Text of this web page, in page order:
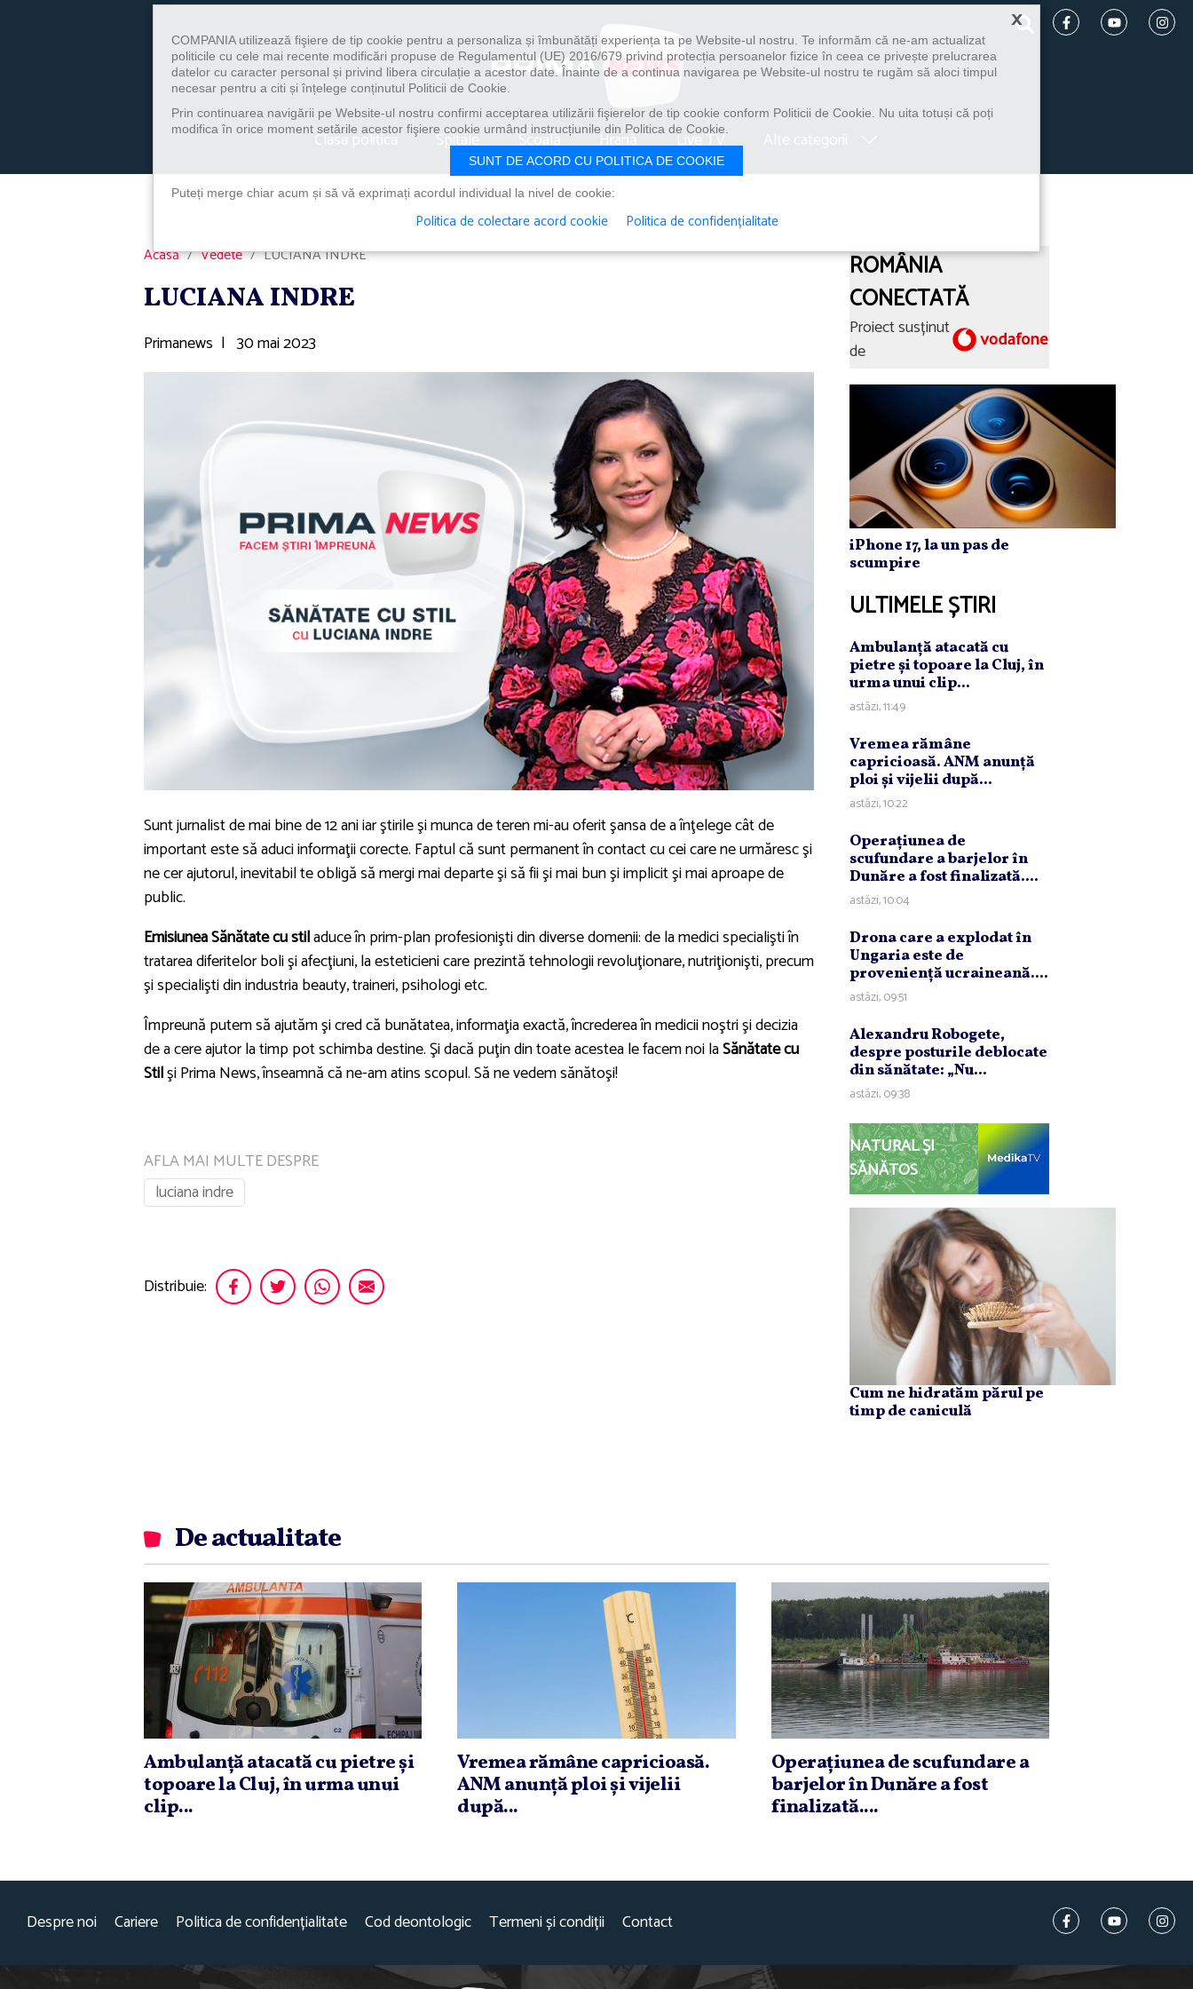
Clasa politica Spitale Școală Hrană Live TV
Acasă Vedete LUCIANA INDRE
LUCIANA INDRE
Primanews | 30 mai 2023
Sunt jurnalist de mai bine de 12 ani iar ştirile şi munca de teren mi-au oferit şansa de a înţelege cât de
important este să aduci informaţii corecte. Faptul că sunt permanent în contact cu cei care ne urmăresc şi
ne cer ajutorul, inevitabil te obligă să mergi mai departe şi să fii şi mai bun şi implicit şi mai aproape de
public.
Emisiunea Sănătate cu stiladuce în prim-plan profesionişti din diverse domenii: de la medici specialişti în
tratarea diferitelor boli şi afecţiuni, la esteticieni care prezintă tehnologii revoluţionare, nutriţionişti, precum
şi specialişti din industria beauty, traineri, psihologi etc.
Împreună putem să ajutăm şi cred că bunătatea, informaţia exactă, încrederea în medicii noştri şi decizia
de a cere ajutor la timp pot schimba destine. Şi dacă puţin din toate acestea le facem noi laSănătate cu
Stilşi Prima News, înseamnă că ne-am atins scopul. Să ne vedem sănătoşi!
AFLA MAI MULTE DESPRE
luciana indre
Distribuie:
ROMÂNIA
CONECTATĂ
Proiect susținut
de
iPhone 17, la un pas de
scumpire
ULTIMELE ȘTIRI
Ambulanţă atacată cu
pietre şi topoare la Cluj, în
urma unui clip...
astăzi, 11:49
Vremea rămâne
capricioasă. ANM anunţă
ploi şi vijelii după...
astăzi, 10:22
Operaţiunea de
scufundare a barjelor în
Dunăre a fost finalizată....
astăzi, 10:04
Drona care a explodat în
Ungaria este de
provenienţă ucraineană....
astăzi, 09:51
Alexandru Robogete,
despre posturile deblocate
din sănătate: „Nu...
astăzi, 09:38
NATURAL ȘI
SĂNĂTOS
Cum ne hidratăm părul pe
timp de caniculă
De actualitate
Ambulanţă atacată cu pietre şi
topoare la Cluj, în urma unui
clip...
Vremea rămâne capricioasă.
ANM anunţă ploi şi vijelii
după...
Operaţiunea de scufundare a
barjelor în Dunăre a fost
finalizată....
Despre noi Cariere Politica de confidențialitate Cod deontologic Termeni și condiții Contact
×
COMPANIA utilizează fişiere de tip cookie pentru a personaliza și îmbunătăți experiența ta pe Website-ul nostru. Te informăm că ne-am actualizat
politicile cu cele mai recente modificări propuse de Regulamentul (UE) 2016/679 privind protecția persoanelor fizice în ceea ce privește prelucrarea
datelor cu caracter personal și privind libera circulație a acestor date. Înainte de a continua navigarea pe Website-ul nostru te rugăm să aloci timpul
necesar pentru a citi și înțelege conținutul Politicii de Cookie.
Prin continuarea navigării pe Website-ul nostru confirmi acceptarea utilizării fişierelor de tip cookie conform Politicii de Cookie. Nu uita totuși că poți
modifica în orice moment setările acestor fişiere cookie urmând instrucțiunile din Politica de Cookie.
SUNT DE ACORD CU POLITICA DE COOKIE
Puteți merge chiar acum și să vă exprimați acordul individual la nivel de cookie:
Politica de colectare acord cookie Politica de confidențialitate